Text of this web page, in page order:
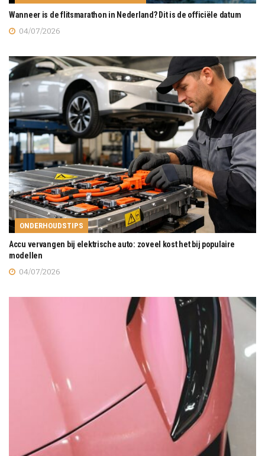
Wanneer is de flitsmarathon in Nederland? Dit is de officiële datum
04/07/2026
ONDERHOUDSTIPS
Accu vervangen bij elektrische auto: zoveel kost het bij populaire
modellen
04/07/2026